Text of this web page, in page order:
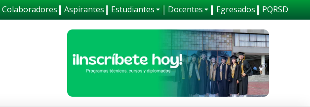
Colaboradores Aspirantes Estudiantes Docentes Egresados PQRSD